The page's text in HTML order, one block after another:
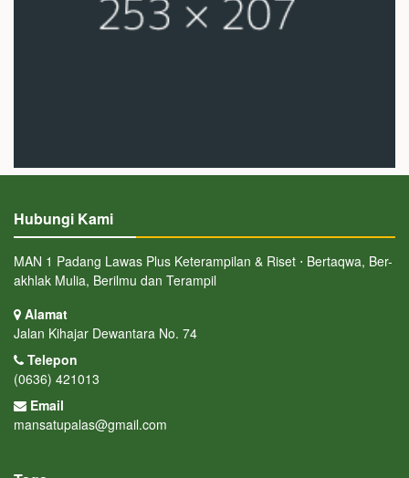
Hubungi Kami
MAN 1 Padang Lawas Plus Keterampilan & Riset ⋅ Bertaqwa, Ber-
akhlak Mulia, Berilmu dan Terampil
Alamat
Jalan Kihajar Dewantara No. 74
Telepon
(0636) 421013
Email
mansatupalas@gmail.com